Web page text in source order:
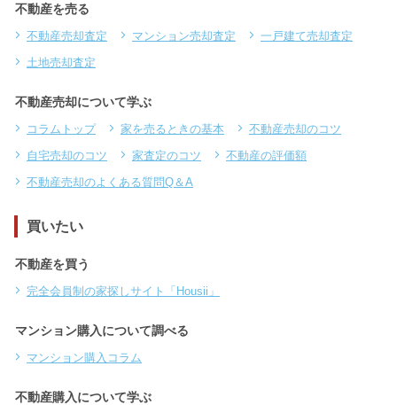
不動産を売る
不動産売却査定 マンション売却査定
一戸建て売却査定
土地売却査定
不動産売却について学ぶ
コラムトップ 家を売るときの基本
不動産売却のコツ
自宅売却のコツ
家査定のコツ
不動産の評価額
不動産売却のよくある質問Q＆A
買いたい
不動産を買う
完全会員制の家探しサイト「Housii」
マンション購入について調べる
マンション購入コラム
不動産購入について学ぶ